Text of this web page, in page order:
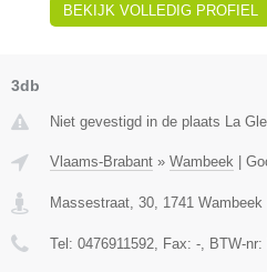
BEKIJK VOLLEDIG PROFIEL
3db
Niet gevestigd in de plaats La
Vlaams-Brabant » Wambeek
Massestraat, 30 1741 Wambeek
Tel: 0476911592 , Fax: - , BTW-nr: